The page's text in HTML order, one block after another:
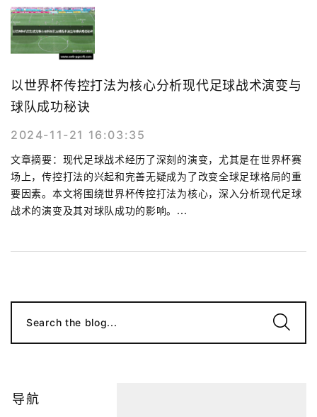
以世界杯传控打法为核心分析现代足球战术演变与
球队成功秘诀
2024-11-21 16:03:35
文章摘要：现代足球战术经历了深刻的演变，尤其是在世界杯赛
场上，传控打法的兴起和完善无疑成为了改变全球足球格局的重
要因素。本文将围绕世界杯传控打法为核心，深入分析现代足球
战术的演变及其对球队成功的影响。...
Search the blog...
导航